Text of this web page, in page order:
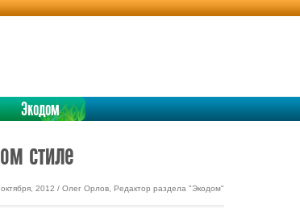
Экодом
стиле
октября, 2012 / Олег Орлов, Редактор раздела "Экодом"